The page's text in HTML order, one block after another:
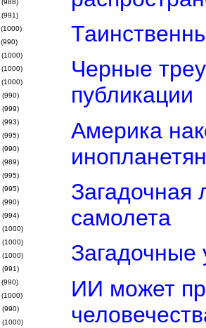
(988)
(991)
(1000)
(990)
(1000)
(1000)
(1000)
(990)
(999)
(993)
(995)
(990)
(989)
(995)
(995)
(990)
(994)
(1000)
(1000)
(1000)
(991)
(990)
(1000)
(990)
(1000)
Черные
публикации
Америка
инопланетян
Загадочная
самолета
Загадочные
ИИ может